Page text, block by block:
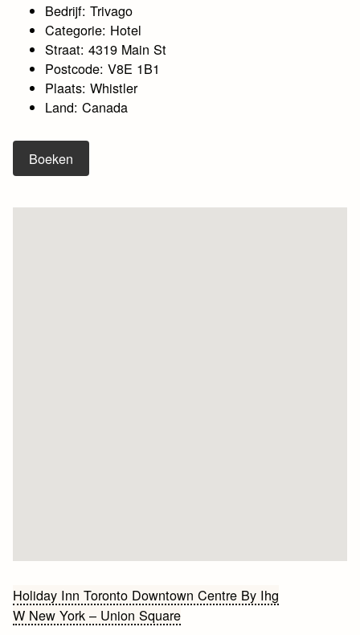
Bedrijf: Trivago
Categorie: Hotel
Straat: 4319 Main St
Postcode: V8E 1B1
Plaats: Whistler
Land: Canada
Boeken
Bericht
navigatie
Holiday Inn Toronto Downtown Centre By Ihg
W New York – Union Square